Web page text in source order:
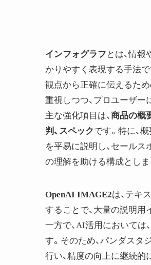
インフォグラフ とは、情
かりやすく表現する手法で
観点から正確に伝えるた
重視しつつ、プロユーザ
主な強化項目は、 商品の概
判、スペックです。特に、
を平易に説明し、セール
の理解を助ける構成としま
OpenAI IMAGE2は、テキ
することで、大量の説明用
一方で、AI活用においては
す。そのため、パンダスタ
行い、精度の向上に継続